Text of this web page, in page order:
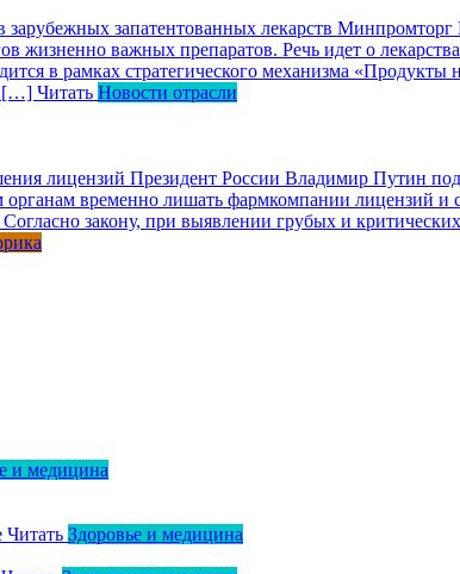
зарубежных запатентованных лекарств Минпромторг
жизненно важных препаратов. Речь идет о
в рамках стратегического механизма «Продукты
[…] Читать Новости отрасли
лицензий Президент России Владимир Путин
временно лишать фармкомпании лицензий и
закону, при выявлении грубых и
и медицина
Читать Здоровье и медицина